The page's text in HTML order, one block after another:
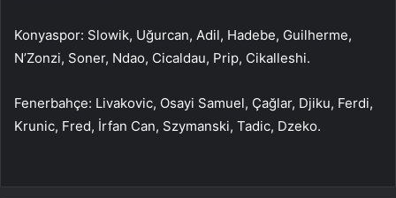
Konyaspor: Slowik, Uğurcan, Adil, Hadebe, Guilherme,
N’Zonzi, Soner, Ndao, Cicaldau, Prip, Cikalleshi.
Fenerbahçe: Livakovic, Osayi Samuel, Çağlar, Djiku, Ferdi,
Krunic, Fred, İrfan Can, Szymanski, Tadic, Dzeko.